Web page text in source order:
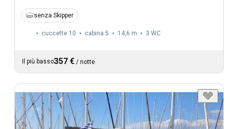
senza Skipper
cuccette 10 cabina 5 14,6 m 3 WC
Il più basso357 € / notte